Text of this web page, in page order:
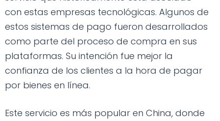
con estas empresas tecnológicas. Algunos de
estos sistemas de pago fueron desarrollados
como parte del proceso de compra en sus
plataformas. Su intención fue mejor la
confianza de los clientes a la hora de pagar
por bienes en línea.
Este servicio es más popular en China, donde